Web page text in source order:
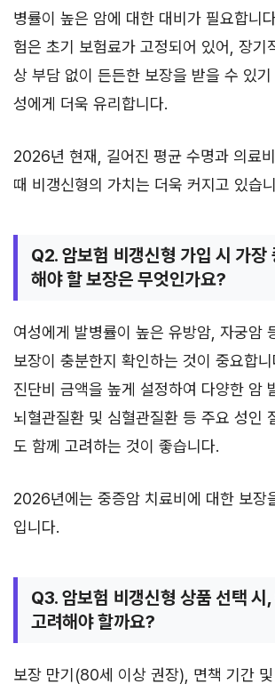
병률이 높은 암에 대한 대비가 필요합니
험은 초기 보험료가 고정되어 있어, 장기
상 부담 없이 든든한 보장을 받을 수 있
성에게 더욱 유리합니다.
2026년 현재, 길어진 평균 수명과 의료
때 비갱신형의 가치는 더욱 커지고 있습
Q2. 암보험 비갱신형 가입 시 가장
해야 할 보장은 무엇인가요?
여성에게 발병률이 높은 유방암, 자궁암
보장이 충분한지 확인하는 것이 중요합
진단비 금액을 높게 설정하여 다양한 암
뇌혈관질환 및 심혈관질환 등 주요 성인
도 함께 고려하는 것이 좋습니다.
2026년에는 중증암 치료비에 대한 보장
입니다.
Q3. 암보험 비갱신형 상품 선택 시,
고려해야 할까요?
보장 만기(80세 이상 권장), 면책 기간